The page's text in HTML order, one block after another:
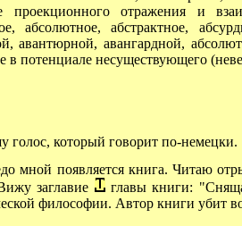
проекционного отражения и
абсолютное, абстрактное,
авантюрной, авангардной,
в потенциале несуществующего
голос, который говорит по-немецки.
мной появляется книга. Читаю
заглавие
главы книги:
философии. Автор книги убит